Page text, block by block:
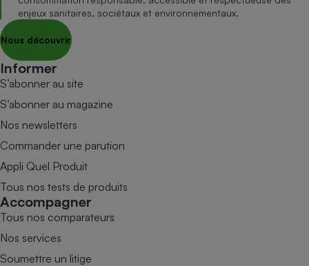
enjeux sanitaires, sociétaux et environnementaux.
Nous découvrir
Informer
S’abonner au site
S’abonner au magazine
Nos newsletters
Commander une parution
Appli Quel Produit
Tous nos tests de produits
Accompagner
Tous nos comparateurs
Nos services
Soumettre un litige